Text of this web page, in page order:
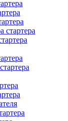
стартера